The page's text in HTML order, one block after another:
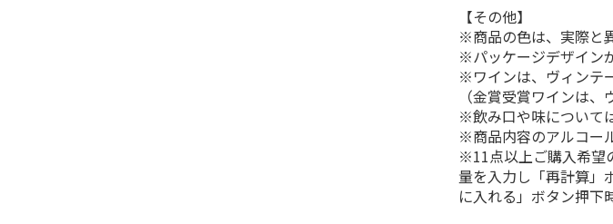
【その他】
※商品の色は、実際と
※パッケージデザイン
※ワインは、ヴィンテ
（金賞受賞ワインは
※飲み口や味について
※商品内容のアルコー
※11点以上ご購入希望
量を入力し「再計算」
に入れる」ボタン押下